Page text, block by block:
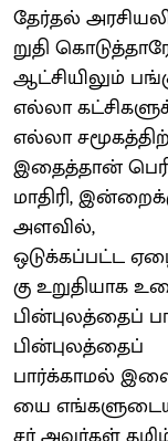
தேர்தல்
றுதி
ஆட்சியிலும்
எல்லா
எல்லா
இதைத்தான்
மாதிரி,
அளவில்,
ஒடுக்கப்பட்ட
கு உறுதியாக
பின்புலத்தைப்
பின்புலத்தைப்
பார்க்காமல்
யை